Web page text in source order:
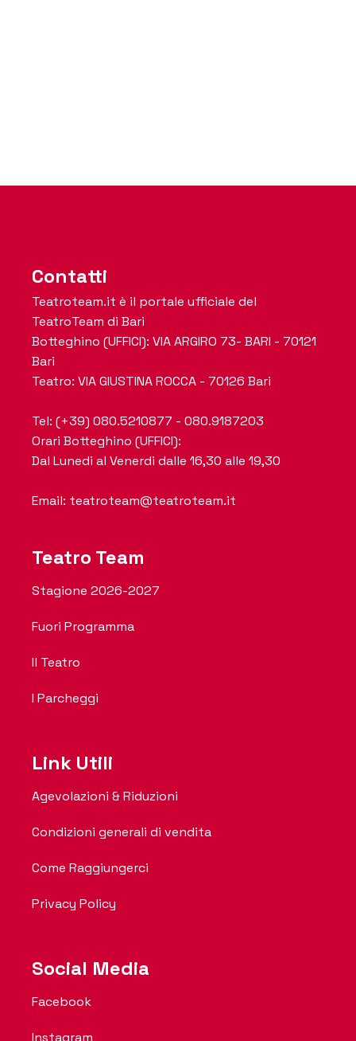
Contatti
Teatroteam.it è il portale ufficiale del
TeatroTeam di Bari
Botteghino (UFFICI): VIA ARGIRO 73- BARI - 70121
Bari
Teatro: VIA GIUSTINA ROCCA - 70126 Bari
Tel: (+39) 080.5210877 - 080.9187203
Orari Botteghino (UFFICI):
Dal Lunedi al Venerdi dalle 16,30 alle 19,30
Email: teatroteam@teatroteam.it
Teatro Team
Stagione 2026-2027
Fuori Programma
Il Teatro
I Parcheggi
Link Utili
Agevolazioni & Riduzioni
Condizioni generali di vendita
Come Raggiungerci
Privacy Policy
Social Media
Facebook
Instagram